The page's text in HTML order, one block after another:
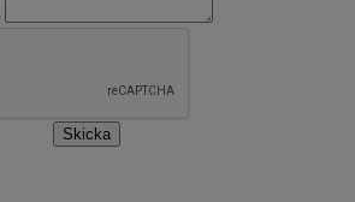
Skicka